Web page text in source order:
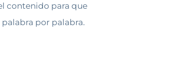
contenido para que
por palabra.